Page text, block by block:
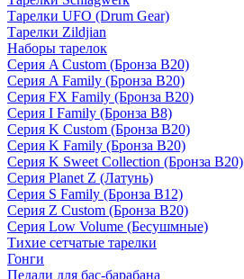
Тарелки UFO (Drum Gear)
Тарелки Zildjian
Наборы тарелок
Серия A Custom (Бронза B20)
Серия A Family (Бронза B20)
Серия FX Family (Бронза B20)
Серия I Family (Бронза B8)
Серия K Custom (Бронза B20)
Серия K Family (Бронза B20)
Серия K Sweet Collection (Бронза B20)
Серия Planet Z (Латунь)
Серия S Family (Бронза B12)
Серия Z Custom (Бронза B20)
Серия Low Volume (Бесушмные)
Тихие сетчатые тарелки
Гонги
Педали для бас-барабана